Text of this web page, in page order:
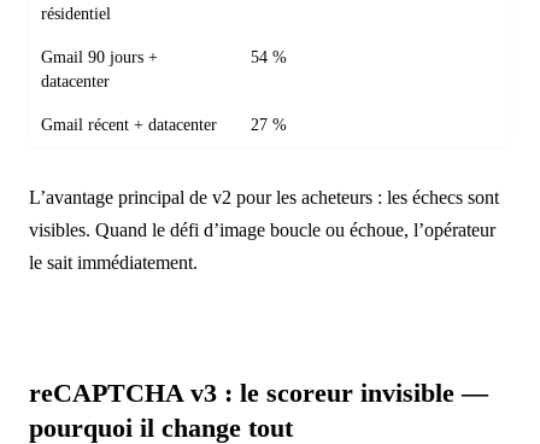
résidentiel
Gmail 90 jours +
datacenter
54 %
Gmail récent + datacenter 27 %
L’avantage principal de v2 pour les acheteurs : les échecs sont
visibles. Quand le défi d’image boucle ou échoue, l’opérateur
le sait immédiatement.
reCAPTCHA v3 : le scoreur invisible —
pourquoi il change tout